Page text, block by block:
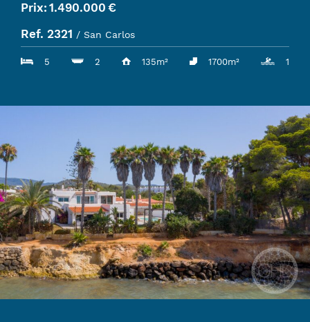
Prix: 1.490.000 €
Ref. 2321 / San Carlos
5 2 135m² 1700m² 1